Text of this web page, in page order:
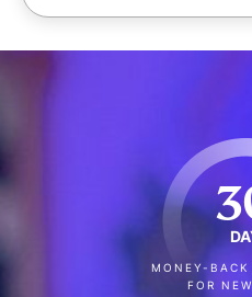
MONEY-BACK
FOR